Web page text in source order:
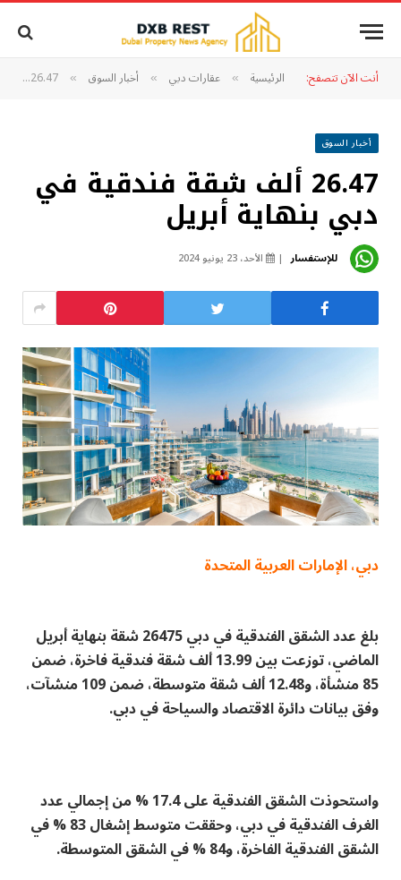
أنت الآن تتصفح: الرئيسية » عقارات دبي » أخبار السوق » 26.47 ألف شقة فندقية في دبي بنهاية أبريل
أخبار السوق
26.47 ألف شقة فندقية في
دبي بنهاية أبريل
للإستفسار الأحد، 23 يونيو 2024
دبي، الإمارات العربية المتحدة
بلغ عدد الشقق الفندقية في دبي 26475 شقة بنهاية أبريل
الماضي، توزعت بين 13.99 ألف شقة فندقية فاخرة، ضمن
85 منشأة، و12.48 ألف شقة متوسطة، ضمن 109 منشآت،
وفق بيانات دائرة الاقتصاد والسياحة في دبي.
واستحوذت الشقق الفندقية على 17.4 % من إجمالي عدد
الغرف الفندقية في دبي، وحققت متوسط إشغال 83 % في
الشقق الفندقية الفاخرة، و84 % في الشقق المتوسطة.